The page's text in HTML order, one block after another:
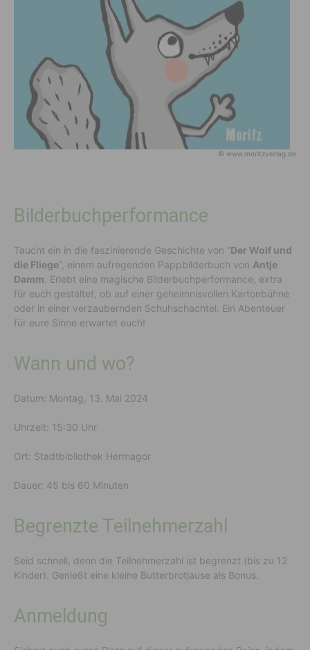
© www.moritzverlag.de
Bilderbuchperformance
Taucht ein in die faszinierende Geschichte von “Der Wolf und
die Fliege“, einem aufregenden Pappbilderbuch von Antje
Damm . Erlebt eine magische Bilderbuchperformance, extra
für euch gestaltet, ob auf einer geheimnisvollen Kartonbühne
oder in einer verzaubernden Schuhschachtel. Ein Abenteuer
für eure Sinne erwartet euch!
Wann und wo?
Datum: Montag, 13. Mai 2024
Uhrzeit: 15:30 Uhr
Ort: Stadtbibliothek Hermagor
Dauer: 45 bis 60 Minuten
Begrenzte Teilnehmerzahl
Seid schnell, denn die Teilnehmerzahl ist begrenzt (bis zu 12
Kinder). Genießt eine kleine Butterbrotjause als Bonus.
Anmeldung